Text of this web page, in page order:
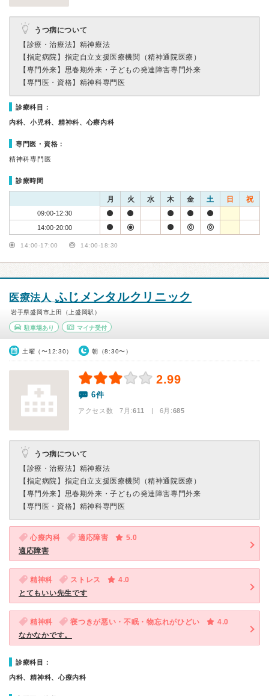
うつ病について
【診療・治療法】 精神療法
【指定病院】 指定自立支援医療機関（精神通院医療）
【専門外来】 思春期外来・子どもの発達障害専門外来
【専門医・資格】 精神科専門医
診療科目：
内科、小児科、精神科、心療内科
専門医・資格：
精神科専門医
診療時間
月 火 水 木 金 土 日 祝
09:00-12:30
14:00-20:00
14:00-17:00 14:00-18:30
医療法人 ふじメンタルクリニック
岩手県盛岡市上田（上盛岡駅）
駐車場あり マイナ受付
土曜（〜12:30） 朝（8:30〜）
2.99
6件
アクセス数 7月:611 | 6月:685
うつ病について
【診療・治療法】 精神療法
【指定病院】 指定自立支援医療機関（精神通院医療）
【専門外来】 思春期外来・子どもの発達障害専門外来
【専門医・資格】 精神科専門医
心療内科 適応障害
5.0
適応障害
精神科 ストレス
4.0
とてもいい先生です
精神科 寝つきが悪い・不眠・物忘れがひどい
4.0
なかなかです。
診療科目：
内科、精神科、心療内科